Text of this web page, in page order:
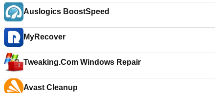
Auslogics BoostSpeed
MyRecover
Tweaking.Com Windows Repair
Avast Cleanup